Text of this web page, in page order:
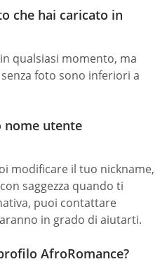
che hai caricato in
qualsiasi momento, ma
foto sono inferiori a
nome utente
modificare il tuo nickname,
saggezza quando ti
puoi contattare
in grado di aiutarti.
AfroRomance?